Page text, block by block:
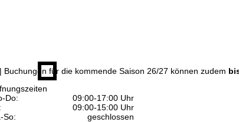
Do:
09:00-17:00 Uhr
09:00-15:00 Uhr
So:
geschlossen
für die kommende Saison 26/27 können zudem